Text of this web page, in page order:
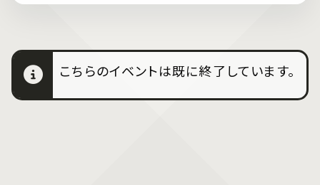
こちらのイベントは既に終了しています。